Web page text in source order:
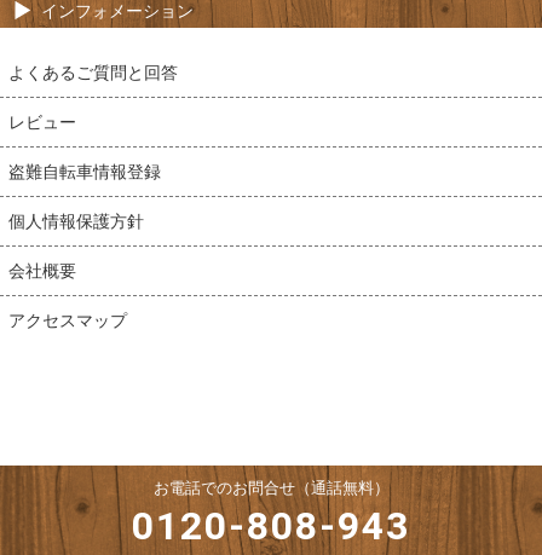
インフォメーション
よくあるご質問と回答
レビュー
盗難自転車情報登録
個人情報保護方針
会社概要
アクセスマップ
お電話でのお問合せ（通話無料）
0120-808-943